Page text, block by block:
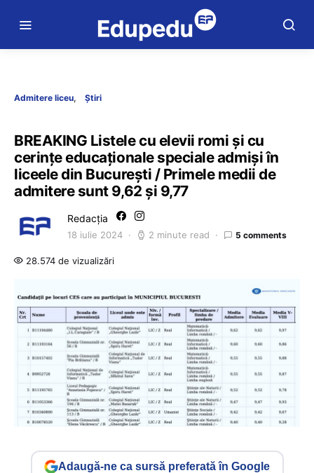
Admitere liceu Știri
BREAKING Listele cu elevii romi și cu
cerințe educaționale speciale admiși în
liceele din București / Primele medii de
admitere sunt 9,62 și 9,77
Redacția
18 iulie 2024 2 minute read 5 comments
28.574 de vizualizări
Adaugă-ne ca sursă preferată în Google